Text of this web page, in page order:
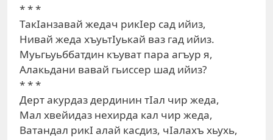
* * *
ТакIанзавай жедач рикIер сад ийиз,
Нивай жеда хъуьтIуькай ваз гад ийиз.
Муьгьуьббатдин къуват пара агъур я,
Алакьдани вавай гьиссер шад ийиз?
* * *
Дерт акурдаз дердинин тIал чир жеда,
Мал хвейидаз нехирда кал чир жеда,
Ватандал рикI алай касдиз, чIалахъ хьухь,